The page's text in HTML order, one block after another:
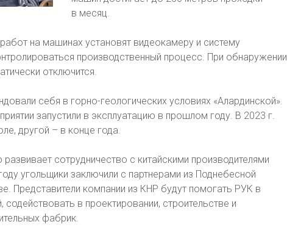
в месяц.
на машинах установят видеокамеру и систему
производственный процесс. При обнаружении
отключится.
себя в горно-геологических условиях «Алардинской».
запустили в эксплуатацию в прошлом году. В 2023 г.
другой – в конце года.
сотрудничество с китайскими производителями
угольщики заключили с партнерами из Поднебесной
Представители компании из КНР будут помогать РУК в
в проектировании, строительстве и
фабрик.